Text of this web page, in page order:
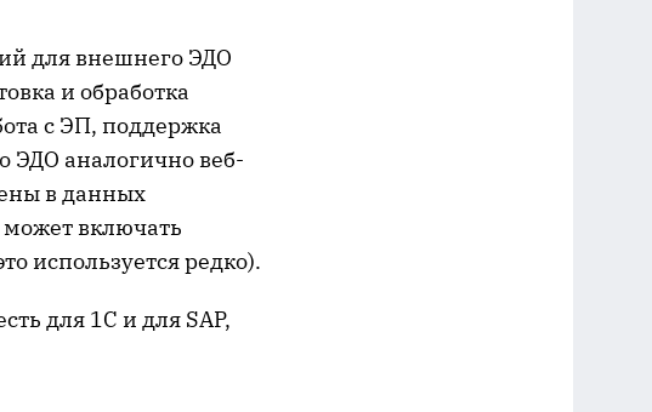
для внешнего ЭДО
и обработка
с ЭП, поддержка
ЭДО аналогично веб-
в данных
включать
используется редко).
для 1С и для SAP,